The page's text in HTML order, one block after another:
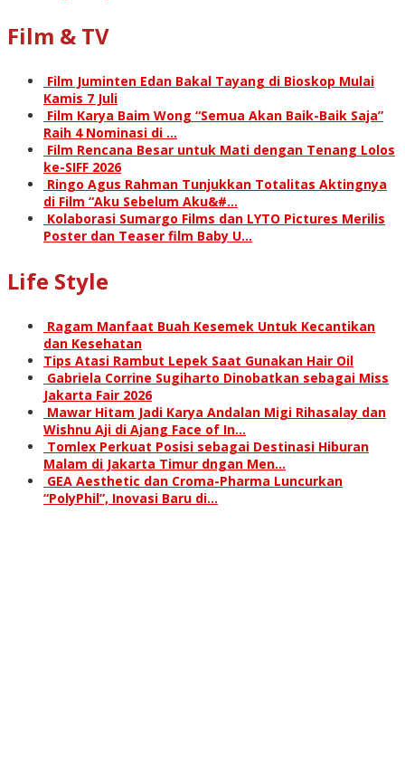
Film & TV
Film Juminten Edan Bakal Tayang di Bioskop Mulai
Kamis 7 Juli
Film Karya Baim Wong “Semua Akan Baik-Baik Saja”
Raih 4 Nominasi di …
Film Rencana Besar untuk Mati dengan Tenang Lolos
ke-SIFF 2026
Ringo Agus Rahman Tunjukkan Totalitas Aktingnya
di Film “Aku Sebelum Aku&#…
Kolaborasi Sumargo Films dan LYTO Pictures Merilis
Poster dan Teaser film Baby U…
Life Style
Ragam Manfaat Buah Kesemek Untuk Kecantikan
dan Kesehatan
Tips Atasi Rambut Lepek Saat Gunakan Hair Oil
Gabriela Corrine Sugiharto Dinobatkan sebagai Miss
Jakarta Fair 2026
Mawar Hitam Jadi Karya Andalan Migi Rihasalay dan
Wishnu Aji di Ajang Face of In…
Tomlex Perkuat Posisi sebagai Destinasi Hiburan
Malam di Jakarta Timur dngan Men…
GEA Aesthetic dan Croma-Pharma Luncurkan
“PolyPhil”, Inovasi Baru di…